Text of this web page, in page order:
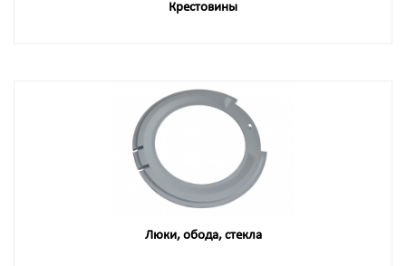
Крестовины
Люки, обода, стекла